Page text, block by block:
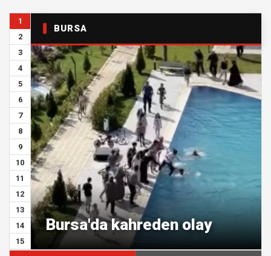
1
2
3
4
5
6
7
8
9
10
11
12
13
14
15
BURSA
Bursa'da kahreden olay